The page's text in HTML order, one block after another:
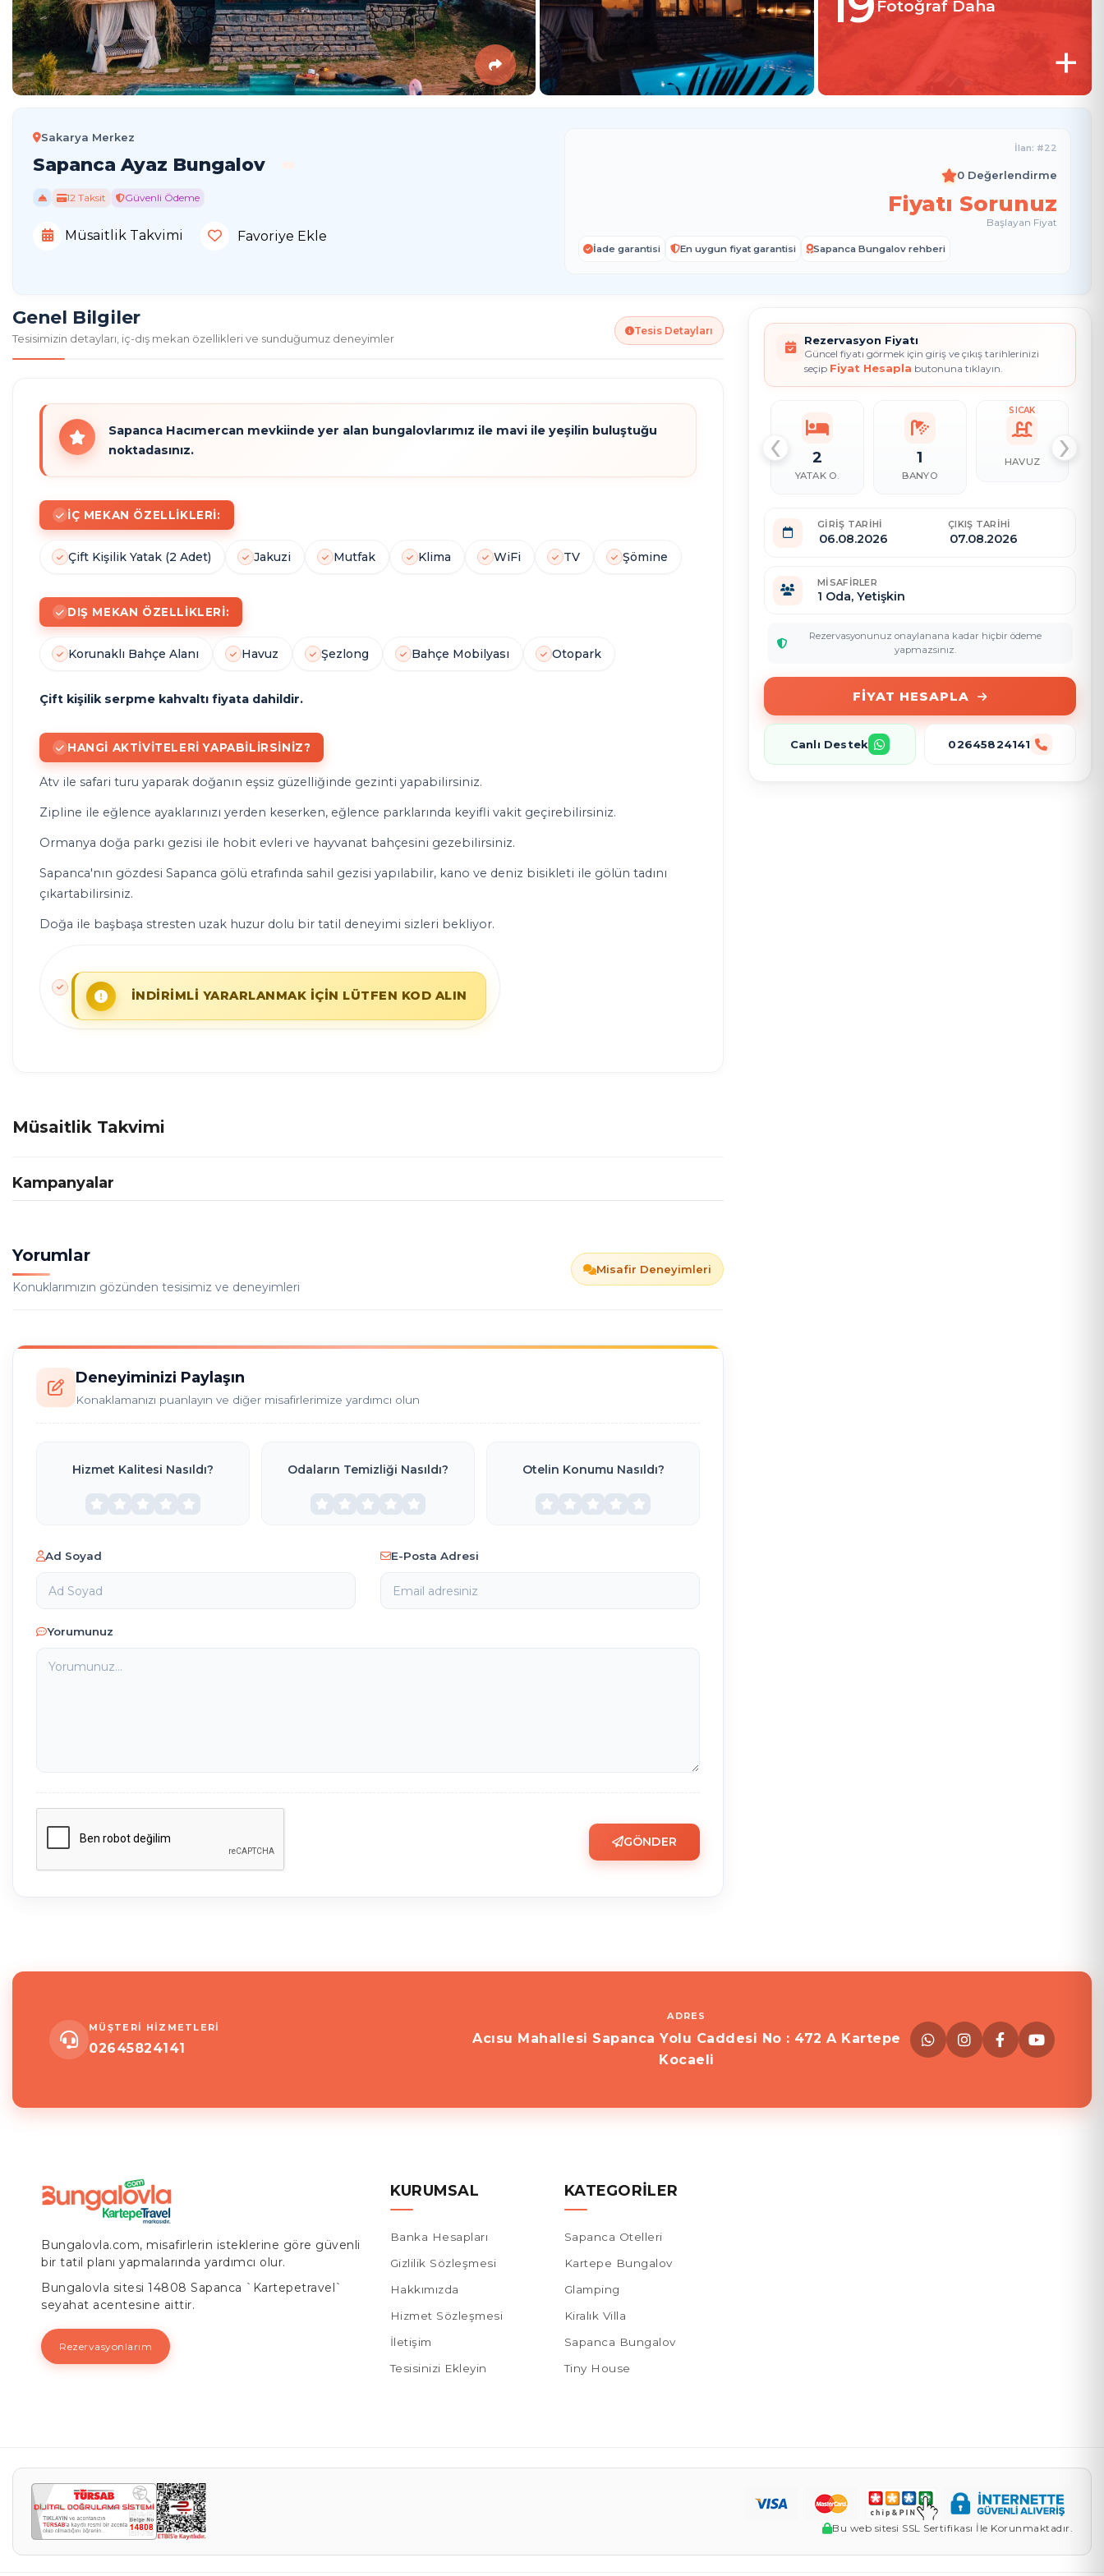
+
Fotoğraf Daha
Sakarya Merkez
Sapanca Ayaz Bungalov
12 Taksit Güvenli Ödeme
Müsaitlik Takvimi Favoriye Ekle
İlan: #22
0 Değerlendirme
Fiyatı Sorunuz
Başlayan Fiyat
İade garantisi En uygun fiyat garantisi Sapanca Bungalov rehberi
Genel Bilgiler
Tesisimizin detayları, iç-dış mekan özellikleri ve sunduğumuz deneyimler
Tesis Detayları
Sapanca Hacımercan mevkiinde yer alan bungalovlarımız ile mavi ile yeşilin buluştuğu
noktadasınız.
İÇ MEKAN ÖZELLIKLERI:
Çift Kişilik Yatak (2 Adet) Jakuzi Mutfak Klima WiFi TV Şömine
DIŞ MEKAN ÖZELLIKLERI:
Korunaklı Bahçe Alanı Havuz Şezlong Bahçe Mobilyası Otopark
Çift kişilik serpme kahvaltı fiyata dahildir.
HANGI AKTIVITELERI YAPABILIRSINIZ?
Atv ile safari turu yaparak doğanın eşsiz güzelliğinde gezinti yapabilirsiniz.
Zipline ile eğlence ayaklarınızı yerden keserken, eğlence parklarında keyifli vakit geçirebilirsiniz.
Ormanya doğa parkı gezisi ile hobit evleri ve hayvanat bahçesini gezebilirsiniz.
Sapanca'nın gözdesi Sapanca gölü etrafında sahil gezisi yapılabilir, kano ve deniz bisikleti ile gölün tadını
çıkartabilirsiniz.
Doğa ile başbaşa stresten uzak huzur dolu bir tatil deneyimi sizleri bekliyor.
İNDİRİMLİ YARARLANMAK İÇİN LÜTFEN KOD ALIN
Müsaitlik Takvimi
Kampanyalar
Yorumlar
Konuklarımızın gözünden tesisimiz ve deneyimleri
Misafir Deneyimleri
Deneyiminizi Paylaşın
Konaklamanızı puanlayın ve diğer misafirlerimize yardımcı olun
Hizmet Kalitesi Nasıldı? Odaların Temizliği Nasıldı? Otelin Konumu Nasıldı?
Ad Soyad E-Posta Adresi
Yorumunuz
GÖNDER
Rezervasyon Fiyatı
Güncel fiyatı görmek için giriş ve çıkış tarihlerinizi
seçip Fiyat Hesapla butonuna tıklayın.
JAKUZI ŞÖMINE HAVUZ
2
YATAK O.
1
BANYO
SICAK
HAVUZ
‹ ›
GIRIŞ TARIHI ÇIKIŞ TARIHI
MISAFIRLER
1 Oda, Yetişkin
Rezervasyonunuz onaylanana kadar hiçbir ödeme
yapmazsınız.
FIYAT HESAPLA
Canlı Destek 02645824141
MÜŞTERİ HİZMETLERİ
02645824141
ADRES
Acısu Mahallesi Sapanca Yolu Caddesi No : 472 A Kartepe
Kocaeli
Bungalovla.com, misafirlerin isteklerine göre güvenli
bir tatil planı yapmalarında yardımcı olur.
Bungalovla sitesi 14808 Sapanca `Kartepetravel`
seyahat acentesine aittir.
Rezervasyonlarım
KURUMSAL
Banka Hesapları
Gizlilik Sözleşmesi
Hakkımızda
Hizmet Sözleşmesi
İletişim
Tesisinizi Ekleyin
KATEGORILER
Sapanca Otelleri
Kartepe Bungalov
Glamping
Kiralık Villa
Sapanca Bungalov
Tiny House
Bu web sitesi SSL Sertifikası İle Korunmaktadır.